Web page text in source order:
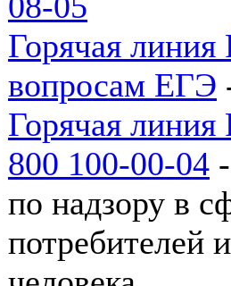
Горячая линия
вопросам ЕГЭ
Горячая линия
800 100-00-04
по надзору в
потребителей